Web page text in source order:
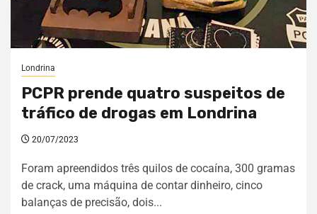
Londrina
PCPR prende quatro suspeitos de
tráfico de drogas em Londrina
20/07/2023
Foram apreendidos três quilos de cocaína, 300 gramas
de crack, uma máquina de contar dinheiro, cinco
balanças de precisão, dois...